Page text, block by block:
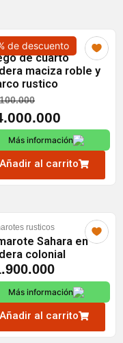
de descuento
de cuarto
maciza roble y
rustico
Original
price
was:
$ 4.100.000.
is:
$
Más información
Añadir al carrito
rusticos
Sahara en
colonial
Más información
Añadir al carrito